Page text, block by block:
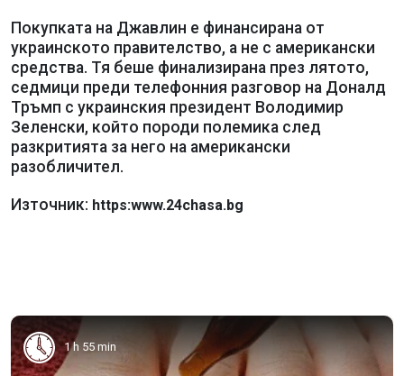
Покупката на Джавлин е финансирана от
украинското правителство, а не с американски
средства. Тя беше финализирана през лятото,
седмици преди телефонния разговор на Доналд
Тръмп с украинския президент Володимир
Зеленски, който породи полемика след
разкритията за него на американски
разобличител.
Източник: https:www.24chasa.bg
1 h 55 min